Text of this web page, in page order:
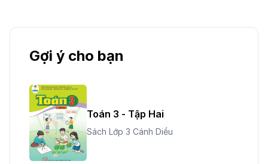
Gợi ý cho bạn
Toán 3 - Tập Hai
Sách Lớp 3 Cánh Diều